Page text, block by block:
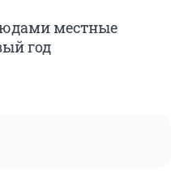
местные
год